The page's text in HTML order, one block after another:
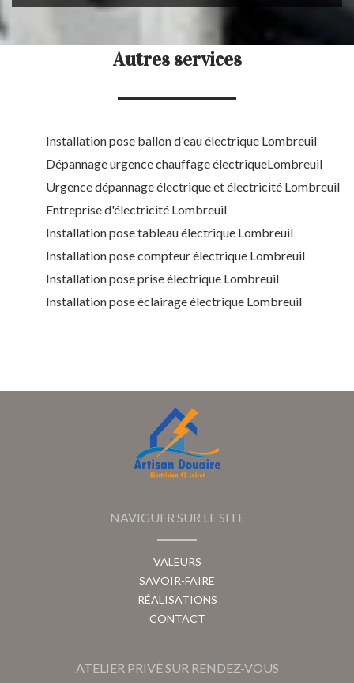
Autres services
Installation pose ballon d'eau électrique Lombreuil
Dépannage urgence chauffage électriqueLombreuil
Urgence dépannage électrique et électricité Lombreuil
Entreprise d'électricité Lombreuil
Installation pose tableau électrique Lombreuil
Installation pose compteur électrique Lombreuil
Installation pose prise électrique Lombreuil
Installation pose éclairage électrique Lombreuil
NAVIGUER SUR LE SITE
VALEURS
SAVOIR-FAIRE
RÉALISATIONS
CONTACT
ATELIER PRIVÉ SUR RENDEZ-VOUS